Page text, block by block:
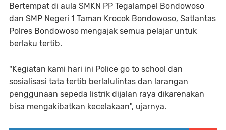
Bertempat di aula SMKN PP Tegalampel Bondowoso
dan SMP Negeri 1 Taman Krocok Bondowoso, Satlantas
Polres Bondowoso mengajak semua pelajar untuk
berlaku tertib.
"Kegiatan kami hari ini Police go to school dan
sosialisasi tata tertib berlalulintas dan larangan
penggunaan sepeda listrik dijalan raya dikarenakan
bisa mengakibatkan kecelakaan", ujarnya.